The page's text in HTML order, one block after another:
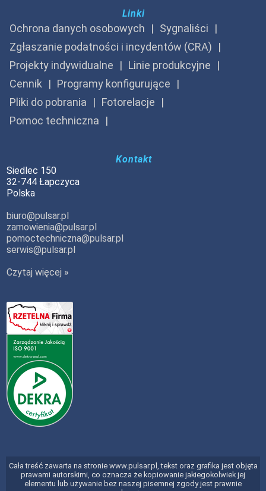
Linki
Ochrona danych osobowych
Sygnaliści
Zgłaszanie podatności i incydentów (CRA)
Projekty indywidualne
Linie produkcyjne
Cennik
Programy konfigurujące
Pliki do pobrania
Fotorelacje
Pomoc techniczna
Kontakt
Siedlec 150
32-744 Łapczyca
Polska
biuro@pulsar.pl
zamowienia@pulsar.pl
pomoctechniczna@pulsar.pl
serwis@pulsar.pl
Czytaj więcej »
Cała treść zawarta na stronie www.pulsar.pl, tekst oraz grafika jest objęta
prawami autorskimi, co oznacza że kopiowanie jakiegokolwiek jej
elementu lub używanie bez naszej pisemnej zgody jest prawnie